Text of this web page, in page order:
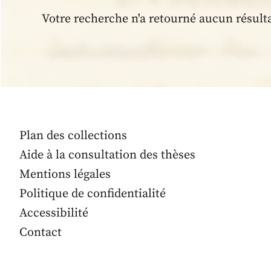
Votre recherche n'a retourné aucun
Plan des collections
Aide à la consultation des thèses
Mentions légales
Politique de confidentialité
Accessibilité
Contact